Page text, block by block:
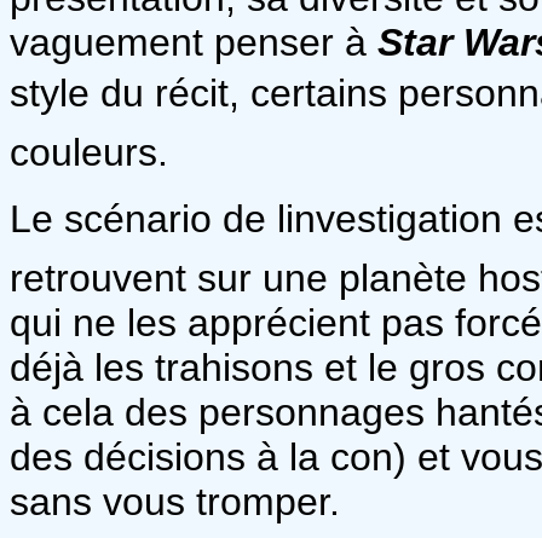
vaguement penser à Star
style du récit, certains
couleurs.
Le scénario de linvestigation
retrouvent sur une planète
qui ne les apprécient pas
déjà les trahisons et le gros
à cela des personnages
des décisions à la con) et
sans vous tromper.